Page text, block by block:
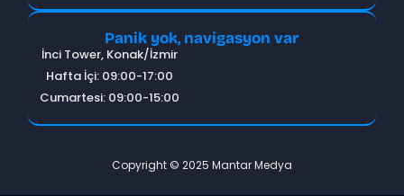
Panik yok, navigasyon var
İnci Tower, Konak/İzmir
Hafta İçi: 09:00-17:00
Cumartesi: 09:00-15:00
Copyright © 2025 Mantar Medya